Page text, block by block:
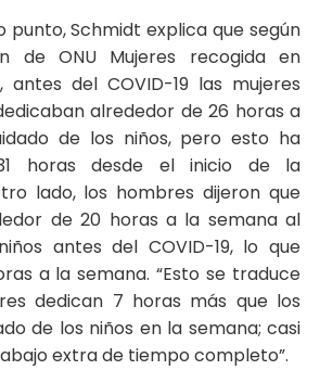
punto, Schmidt explica que según
de ONU Mujeres recogida en
antes del COVID-19 las mujeres
alrededor de 26 horas a
de los niños, pero esto ha
horas desde el inicio de la
lado, los hombres dijeron que
de 20 horas a la semana al
antes del COVID-19, lo que
a la semana. “Esto se traduce
dedican 7 horas más que los
de los niños en la semana; casi
extra de tiempo completo”.